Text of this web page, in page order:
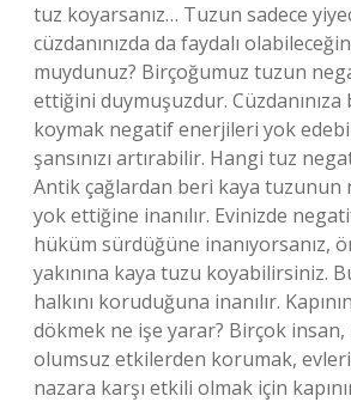
tuz koyarsanız… Tuzun sadece
cüzdanınızda da faydalı
muydunuz? Birçoğumuz tuzun
ettiğini duymuşuzdur.
koymak negatif enerjileri yok
şansınızı artırabilir. Hangi tuz
Antik çağlardan beri kaya tuzunun
yok ettiğine inanılır. Evinizde
hüküm sürdüğüne inanıyorsanız,
yakınına kaya tuzu koyabilirsiniz.
halkını koruduğuna inanılır.
dökmek ne işe yarar? Birçok
olumsuz etkilerden korumak,
nazara karşı etkili olmak için